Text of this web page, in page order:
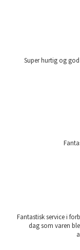
Super hurtig og
Fantastisk service i
dag som varen